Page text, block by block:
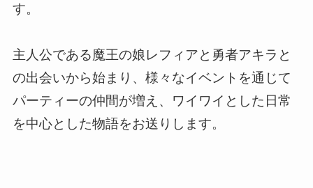
す。
主人公である魔王の娘レフィアと勇者アキラと
の出会いから始まり、様々なイベントを通じて
パーティーの仲間が増え、ワイワイとした日常
を中心とした物語をお送りします。